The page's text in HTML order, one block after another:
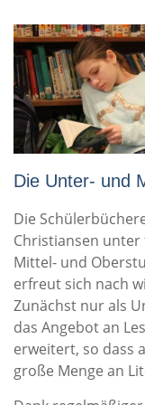
Die Unter- und
Die
Christiansen
Mittel- und
erfreut sich nach
Zunächst nur als
das Angebot an
erweitert, so dass
große Menge an